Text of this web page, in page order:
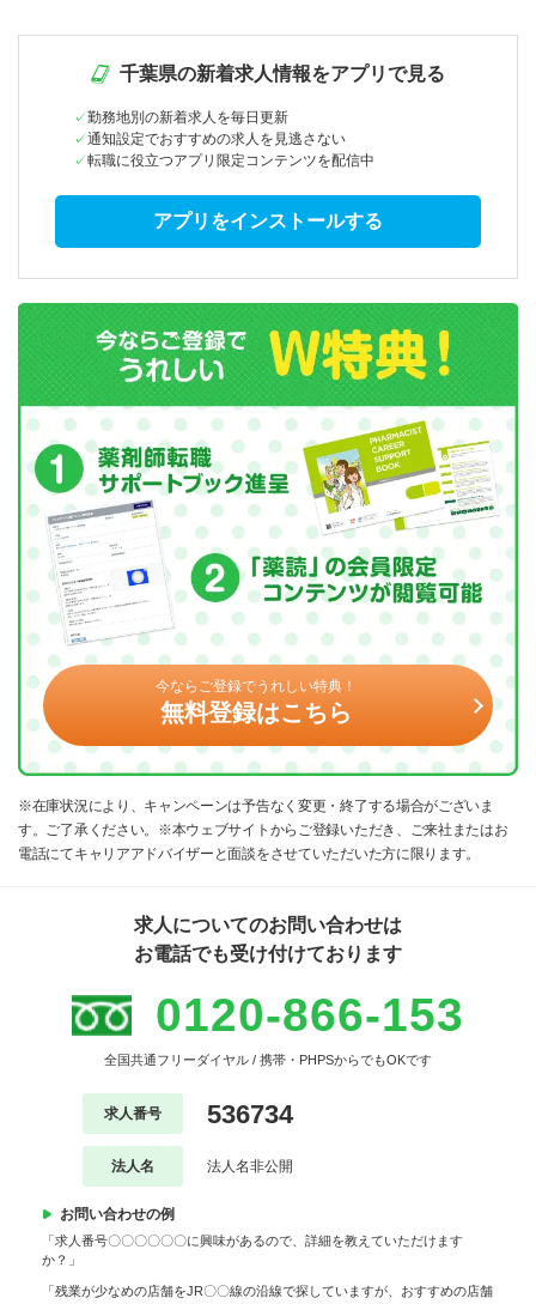
千葉県の新着求人情報をアプリで見る
勤務地別の新着求人を毎日更新
通知設定でおすすめの求人を見逃さない
転職に役立つアプリ限定コンテンツを配信中
アプリをインストールする
今ならご登録でうれしい特典！
無料登録はこちら
※在庫状況により、キャンペーンは予告なく変更・終了する場合がございま
す。ご了承ください。※本ウェブサイトからご登録いただき、ご来社またはお
電話にてキャリアアドバイザーと面談をさせていただいた方に限ります。
求人についてのお問い合わせは
お電話でも受け付けております
0120-866-153
全国共通フリーダイヤル / 携帯・PHPSからでもOKです
求人番号 536734
法人名 法人名非公開
お問い合わせの例
「求人番号〇〇〇〇〇〇に興味があるので、詳細を教えていただけます
か？」
「残業が少なめの店舗をJR〇〇線の沿線で探していますが、おすすめの店舗